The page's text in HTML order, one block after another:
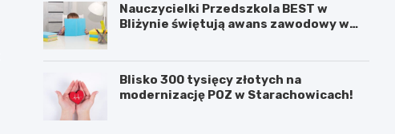
Nauczycielki Przedszkola BEST w
Bliżynie świętują awans zawodowy w
Blisko 300 tysięcy złotych na
modernizację POZ w Starachowicach!